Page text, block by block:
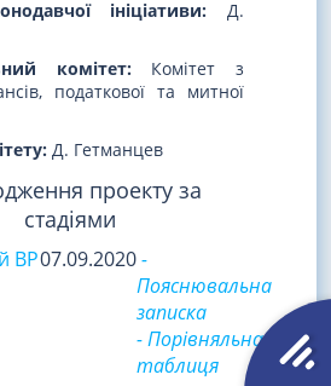
ініціативи: Д.
комітет:Комітет з
податкової та митної
Д. Гетманцев
проекту за
стадіями
ВР07.09.2020-
Пояснювальна
записка
- Порівняльна
таблиця